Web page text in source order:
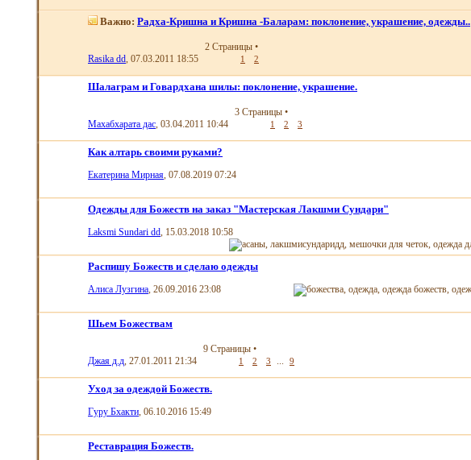
Важно: Радха-Кришна и Кришна -Баларам: поклонение, украшение, одежды..
Rasika dd , 07.03.2011 18:55
2 Страницы •
1 2
Шалаграм и Говардхана шилы: поклонение, украшение.
Махабхарата дас , 03.04.2011 10:44
3 Страницы •
1 2 3
Как алтарь своими руками?
Екатерина Мирная , 07.08.2019 07:24
Одежды для Божеств на заказ "Мастерская Лакшми Сундари"
Laksmi Sundari dd , 15.03.2018 10:58
Распишу Божеств и сделаю одежды
Алиса Лузгина , 26.09.2016 23:08
Шьем Божествам
Джая д.д , 27.01.2011 21:34
9 Страницы •
1 2 3 9
Уход за одеждой Божеств.
Гуру Бхакти , 06.10.2016 15:49
Реставрация Божеств.